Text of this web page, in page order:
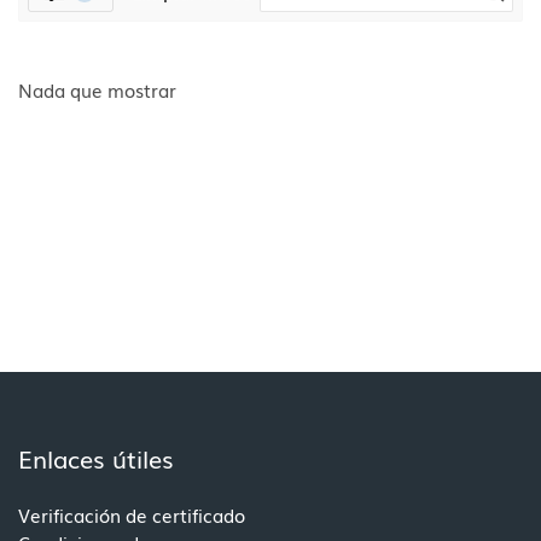
Nada que mostrar
Bloques
Salta Enlaces útiles
Enlaces útiles
Verificación de certificado